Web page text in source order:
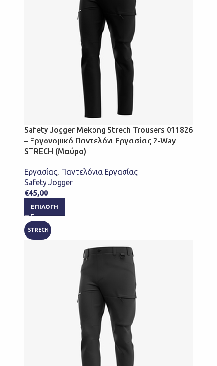
Safety Jogger Mekong Strech Trousers 011826
– Εργονομικό Παντελόνι Εργασίας 2-Way
STRECH (Μαύρο)
Εργασίας, Παντελόνια Εργασίας
Safety Jogger
€45,00
ΕΠΙΛΟΓΉ
STRECH